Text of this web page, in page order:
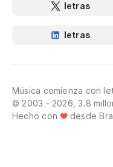
letras
letras
Música comienza con
© 2003 - 2026, 3.8
Hecho con
desde